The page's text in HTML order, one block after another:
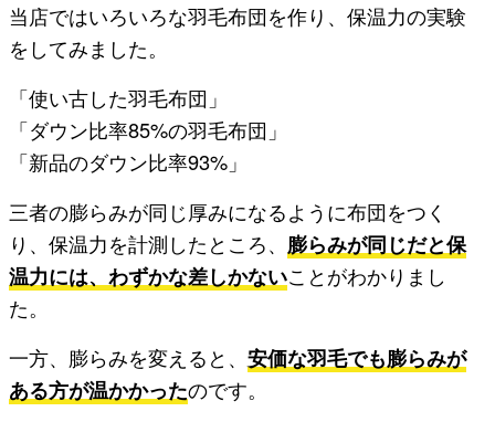
当店ではいろいろな羽毛布団を作り、保温力の実験
をしてみました。
「使い古した羽毛布団」
「ダウン比率85%の羽毛布団」
「新品のダウン比率93%」
三者の膨らみが同じ厚みになるように布団をつく
り、保温力を計測したところ、 膨らみが同じだと保
温力には、わずかな差しかないことがわかりまし
た。
一方、膨らみを変えると、安価な羽毛でも膨らみが
ある方が温かかったのです。